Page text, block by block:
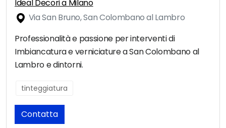
Ideal Decori a Milano
Via San Bruno, San Colombano al Lambro
Professionalità e passione per interventi di
Imbiancatura e verniciature a San Colombano al
Lambro e dintorni.
tinteggiatura
Contatta